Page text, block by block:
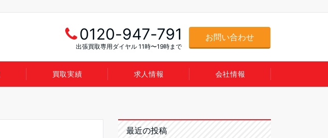
0120-947-791
出張買取専用ダイヤル 11時〜19時まで
お問い合わせ
買取実績 求人情報 会社情報
最近の投稿